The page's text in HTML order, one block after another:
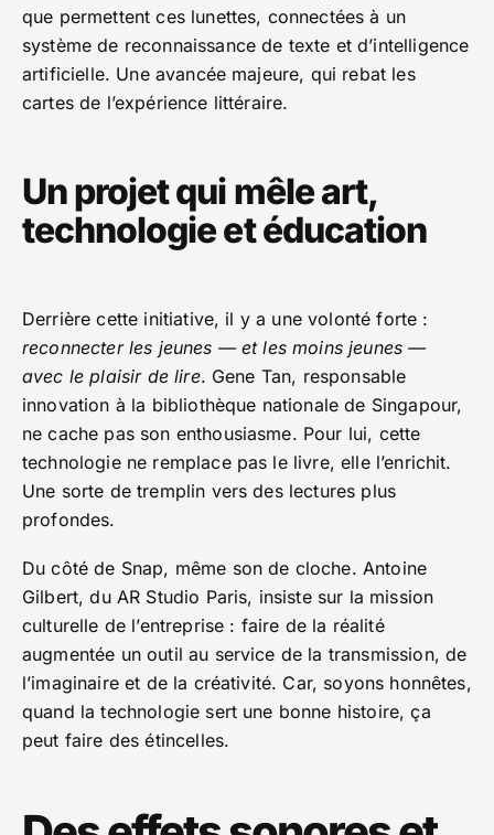
que permettent ces lunettes, connectées à un
système de reconnaissance de texte et d’intelligence
artificielle. Une avancée majeure, qui rebat les
cartes de l’expérience littéraire.
Un projet qui mêle art,
technologie et éducation
Derrière cette initiative, il y a une volonté forte :
reconnecter les jeunes — et les moins jeunes —
avec le plaisir de lire. Gene Tan, responsable
innovation à la bibliothèque nationale de Singapour,
ne cache pas son enthousiasme. Pour lui, cette
technologie ne remplace pas le livre, elle l’enrichit.
Une sorte de tremplin vers des lectures plus
profondes.
Du côté de Snap, même son de cloche. Antoine
Gilbert, du AR Studio Paris, insiste sur la mission
culturelle de l’entreprise : faire de la réalité
augmentée un outil au service de la transmission, de
l’imaginaire et de la créativité. Car, soyons honnêtes,
quand la technologie sert une bonne histoire, ça
peut faire des étincelles.